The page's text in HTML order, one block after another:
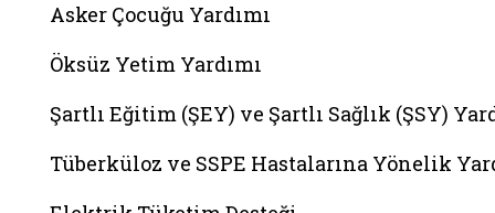
Asker Çocuğu Yardımı
Öksüz Yetim Yardımı
Şartlı Eğitim (ŞEY) ve Şartlı Sağlık (ŞSY)
Tüberküloz ve SSPE Hastalarına Yönelik